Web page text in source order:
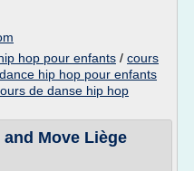
hop pour enfants / cours
dance hip hop pour enfants
de danse hip hop
Move Liège